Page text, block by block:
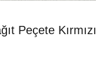
Peçete Kırmızı